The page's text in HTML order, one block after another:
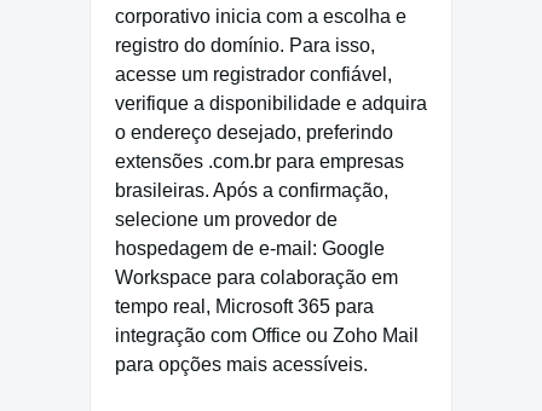
corporativo inicia com a escolha e
registro do domínio. Para isso,
acesse um registrador confiável,
verifique a disponibilidade e adquira
o endereço desejado, preferindo
extensões .com.br para empresas
brasileiras. Após a confirmação,
selecione um provedor de
hospedagem de e-mail: Google
Workspace para colaboração em
tempo real, Microsoft 365 para
integração com Office ou Zoho Mail
para opções mais acessíveis.